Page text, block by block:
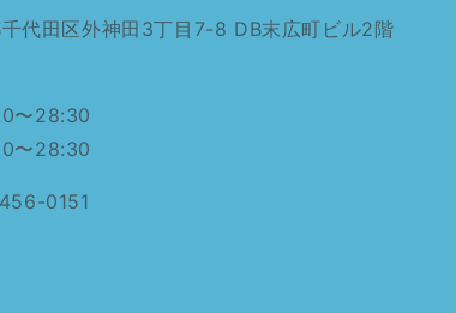
代田区外神田3丁目7-8 DB末広町ビル2階
〜28:30
〜28:30
0151